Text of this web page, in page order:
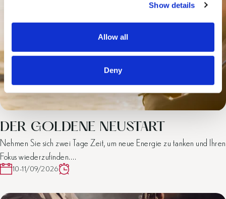
Show details
Allow all
Deny
DER GOLDENE NEUSTART
Nehmen Sie sich zwei Tage Zeit, um neue Energie zu tanken und Ihren
Fokus wiederzufinden.…
10-11/09/2026